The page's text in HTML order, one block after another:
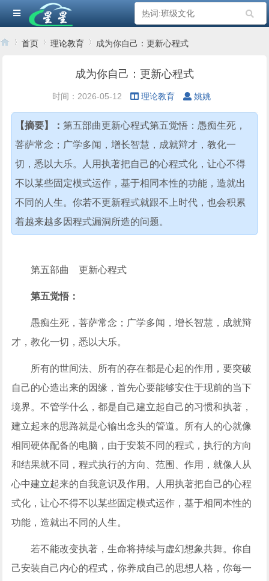
首页 理论教育
›
成为你自己：更新心程式
成为你自己：更新心程式
时间：2026-05-12 理论教育 姚姚
【摘要】：第五部曲更新心程式第五觉悟：愚痴生死，
菩萨常念；广学多闻，增长智慧，成就辩才，教化一
切，悉以大乐。人用执著把自己的心程式化，让心不得
不以某些固定模式运作，基于相同本性的功能，造就出
不同的人生。你若不更新程式就跟不上时代，也会积累
着越来越多因程式漏洞所造的问题。
第五部曲 更新心程式
第五觉悟：
愚痴生死，菩萨常念；广学多闻，增长智慧，成就辩
才，教化一切，悉以大乐。
所有的世间法、所有的存在都是心起的作用，要突破
自己的心造出来的因缘，首先心要能够安住于现前的当下
境界。不管学什么，都是自己建立起自己的习惯和执著，
建立起来的思路就是心输出念头的管道。所有人的心就像
相同硬体配备的电脑，由于安装不同的程式，执行的方向
和结果就不同，程式执行的方向、范围、作用，就像人从
心中建立起来的自我意识及作用。人用执著把自己的心程
式化，让心不得不以某些固定模式运作，基于相同本性的
功能，造就出不同的人生。
若不能改变执著，生命将持续与虚幻想象共舞。你自
己安装自己内心的程式，你养成自己的思想人格，你每一